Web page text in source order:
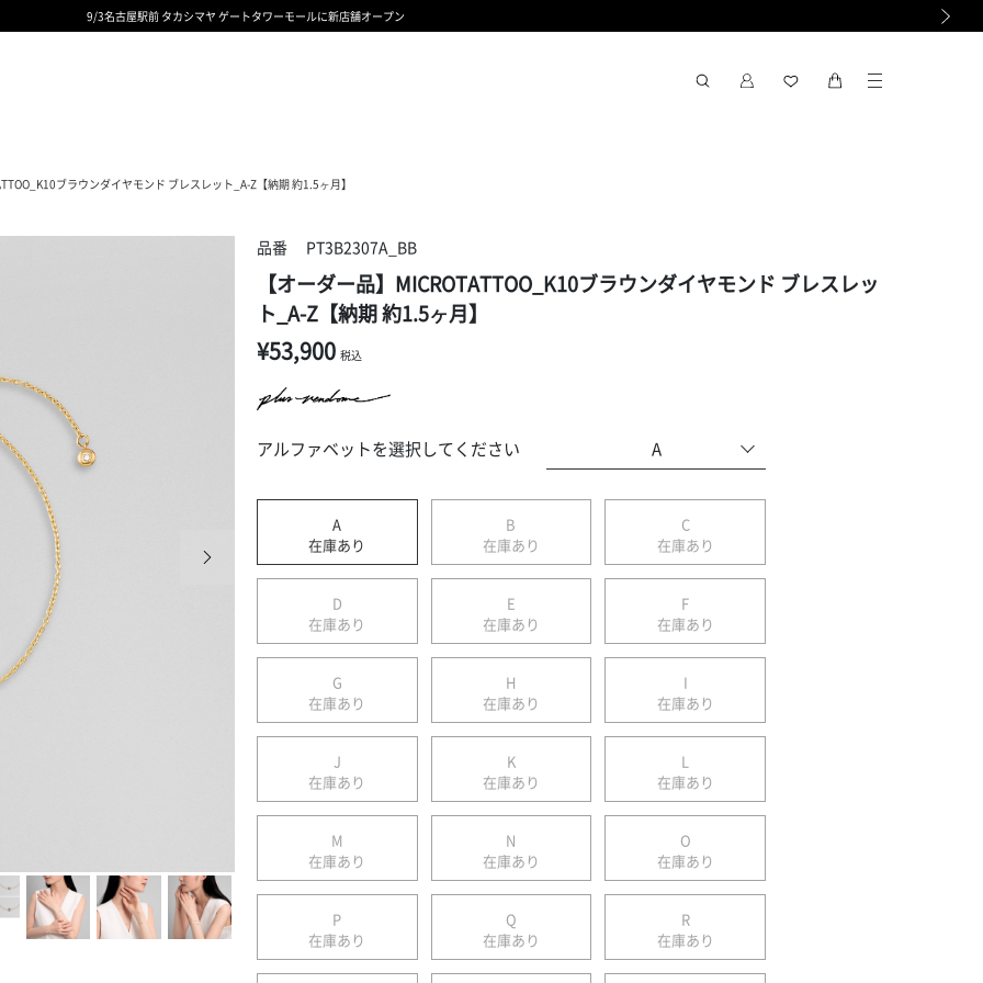
ギフトサービス 一部リニューアルと価格変更のお知らせ
令和8年熊本地震の影響による荷物のお届けについて
9/3名古屋駅前 タカシマヤ ゲートタワーモールに新店舗オープン
8/6渋谷ヒカリエ内ShinQs店 待望のリアル店舗オープン
ギフトサービス 一部リニューアルと価格変更のお知らせ
令和8年熊本地震の影響による荷物のお届けについて
ブラウンダイヤモンド ブレスレット_A-Z【納期 約1.5ヶ月】
品番 PT3B2307A_BB
【オーダー品】MICROTATTOO_K10ブラウンダイヤモンド ブレスレッ
ト_A-Z【納期 約1.5ヶ月】
¥53,900 税込
アルファベットを選択してください A
A
在庫あり
B
在庫あり
C
在庫あり
D
在庫あり
E
在庫あり
F
在庫あり
G
在庫あり
H
在庫あり
I
在庫あり
J
在庫あり
K
在庫あり
L
在庫あり
M
在庫あり
N
在庫あり
O
在庫あり
P
在庫あり
Q
在庫あり
R
在庫あり